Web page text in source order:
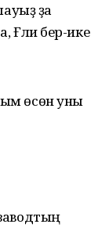
ҙа
бер-ике
өсөн уны